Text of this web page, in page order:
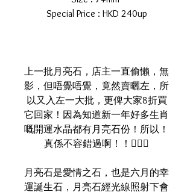
Special Price : HKD 240up
上一批月亮石，店主一直偷懶，無
影，但唔覺唔覺，竟然賣曬左，所
以又入左一大批，更俾大家8折買
它回家！因為知道新一年好多生肖
嘅開運水晶都有月亮石份！所以！
真係不容錯過啊！！🧏🏻‍♂️
月亮石是愛情之石，也是六月的幸
運誕生石，月亮石經光線照射下會